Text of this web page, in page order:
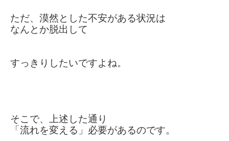
ただ、漠然とした不安がある状況は
なんとか脱出して
すっきりしたいですよね。
そこで、上述した通り
「流れを変える」必要があるのです。